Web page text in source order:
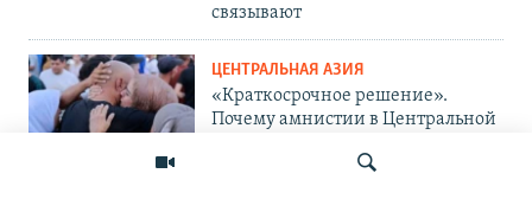
связывают
ЦЕНТРАЛЬНАЯ АЗИЯ
«Краткосрочное решение».
Почему амнистии в Центральной